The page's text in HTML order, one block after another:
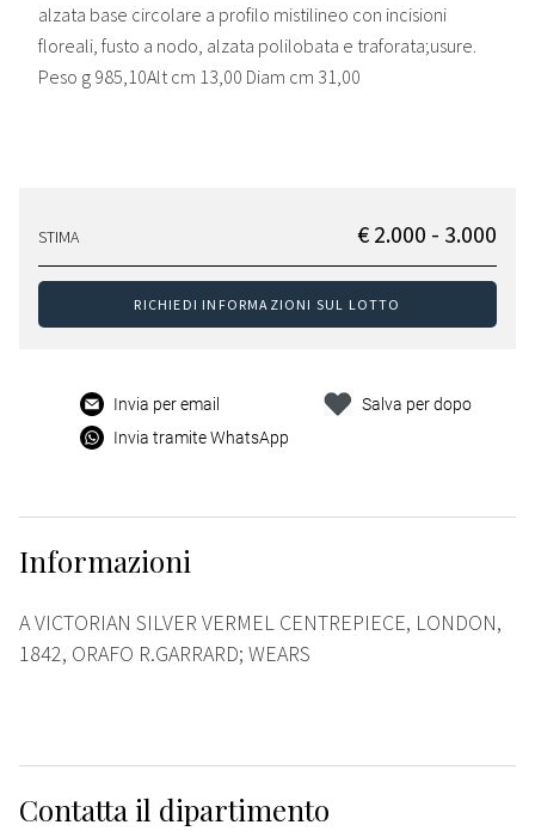
alzata base circolare a profilo mistilineo con incisioni
floreali, fusto a nodo, alzata polilobata e traforata;usure.
Peso g 985,10Alt cm 13,00 Diam cm 31,00
STIMA € 2.000 - 3.000
RICHIEDI INFORMAZIONI SUL LOTTO
Invia per email
Invia tramite WhatsApp
Salva per dopo
Informazioni
A VICTORIAN SILVER VERMEL CENTREPIECE, LONDON,
1842, ORAFO R.GARRARD; WEARS
Contatta il dipartimento